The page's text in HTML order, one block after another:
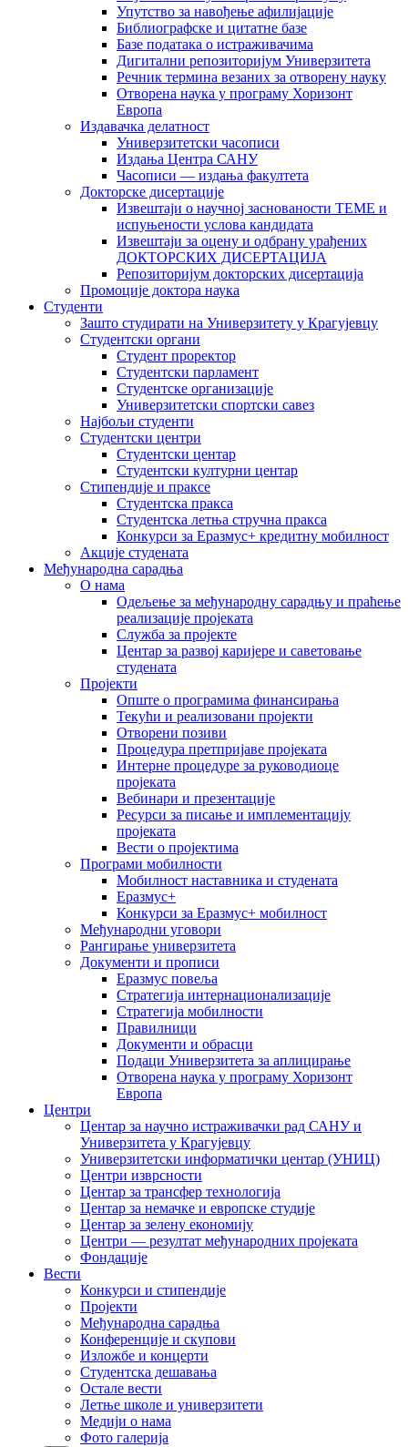
Упутство за навођење афилијације
Библиографске и цитатне базе
Базе података о истраживачима
Дигитални репозиторијум Универзитета
Рeчник термина везаних за отворену науку
Отворена наука у програму Хоризонт
Европа
Издавачка делатност
Универзитетски часописи
Издања Центра САНУ
Часописи — издања факултета
Докторске дисертације
Извештаји о научној заснованости ТЕМЕ и
испуњености услова кандидата
Извештаји за оцену и одбрану урађених
ДОКТОРСКИХ ДИСЕРТАЦИЈА
Репозиторијум докторских дисертација
Промоције доктора наука
Студенти
Зашто студирати на Универзитету у Крагујевцу
Студентски органи
Студент проректор
Студентски парламент
Студентске организације
Универзитетски спортски савез
Најбољи студенти
Студентски центри
Студентски центар
Студентски културни центар
Стипендије и праксе
Студентска пракса
Студентска летња стручна пракса
Конкурси за Еразмус+ кредитну мобилност
Акције студената
Међународна сарадња
О нама
Одељење за међународну сарадњу и праћење
реализације пројеката
Служба за пројекте
Центар за развој каријере и саветовање
студената
Пројекти
Опште о програмима финансирања
Текући и реализовани пројекти
Отворени позиви
Процедура претпријаве пројеката
Интерне процедуре за руководиоце
пројеката
Вебинари и презентације
Ресурси за писање и имплементацију
пројеката
Вести о пројектима
Програми мобилности
Мобилност наставника и студената
Еразмус+
Конкурси за Еразмус+ мобилност
Међународни уговори
Рангирање универзитета
Документи и прописи
Еразмус повеља
Стратегија интернационализације
Стратегија мобилности
Правилници
Документи и обрасци
Подаци Универзитета за аплицирање
Отворена наука у програму Хоризонт
Европа
Центри
Центар за научно истраживачки рад САНУ и
Универзитета у Крагујевцу
Универзитетски информатички центар (УНИЦ)
Центри изврсности
Центар за трансфер технологија
Центар за немачке и европске студије
Центар за зелену економију
Центри — резултат међународних пројеката
Фондације
Вести
Конкурси и стипендије
Пројекти
Међународна сарадња
Конференције и скупови
Изложбе и концерти
Студентска дешавања
Остале вести
Летње школе и универзитети
Медији о нама
Фото галерија